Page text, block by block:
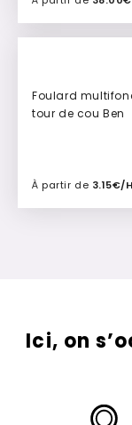
Ajouter à mon
Foulard
tour de cou Ben
À partir de 3.15€/
Ajouter à mon
Ici, on